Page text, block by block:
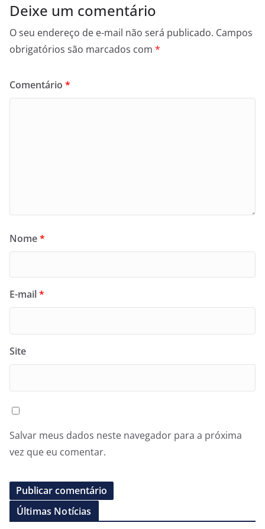
Deixe um comentário
O seu endereço de e-mail não será publicado. Campos
obrigatórios são marcados com *
Comentário *
Nome*
E-mail*
Site
Salvar meus dados neste navegador para a próxima
vez que eu comentar.
Últimas Notícias